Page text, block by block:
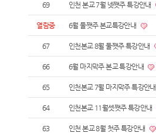
69 인천 본교 7월 넷쨋주 특강안내
열람중 6월 둘쨋주 본교특강안내
67 인천본교 8월 둘쨋주 특강안내
66 6월 마지막주 본교 특강안내
65 인천본교 7월 마지막주 특강안내
64 인천본교 11월셋쨋주 특강안내
63 인천 본교 8월 첫주 특강안내